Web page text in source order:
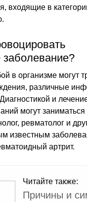
входящие в
в организме могут
различные
и
могут заниматься
ревматолог и
известным
артрит.
Читайте также:
Причины и